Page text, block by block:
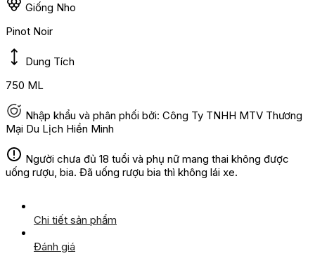
Giống Nho
Pinot Noir
Dung Tích
750 ML
Nhập khẩu và phân phối bởi: Công Ty TNHH MTV Thương
Mại Du Lịch Hiền Minh
Người chưa đủ 18 tuổi và phụ nữ mang thai không được
uống rượu, bia. Đã uống rượu bia thì không lái xe.
Chi tiết sản phẩm
Đánh giá